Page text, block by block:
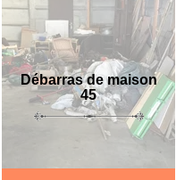
Débarras de maison
45